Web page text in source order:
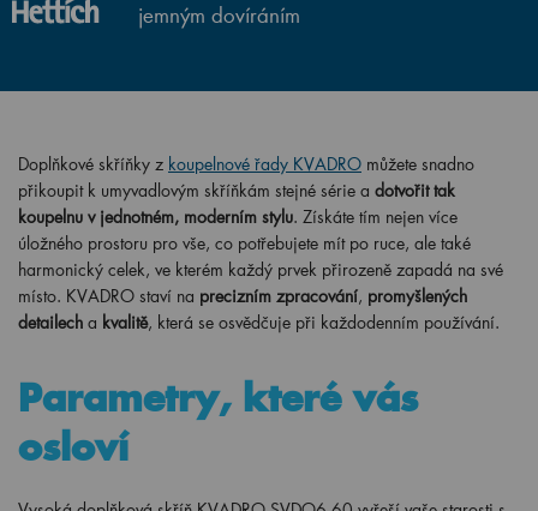
jemným dovíráním
Doplňkové skříňky z koupelnové řady KVADRO můžete snadno
přikoupit k umyvadlovým skříňkám stejné série a dotvořit tak
koupelnu v jednotném, moderním stylu. Získáte tím nejen více
úložného prostoru pro vše, co potřebujete mít po ruce, ale také
harmonický celek, ve kterém každý prvek přirozeně zapadá na své
místo. KVADRO staví na precizním zpracování, promyšlených
detailech a kvalitě, která se osvědčuje při každodenním používání.
Parametry, které vás
osloví